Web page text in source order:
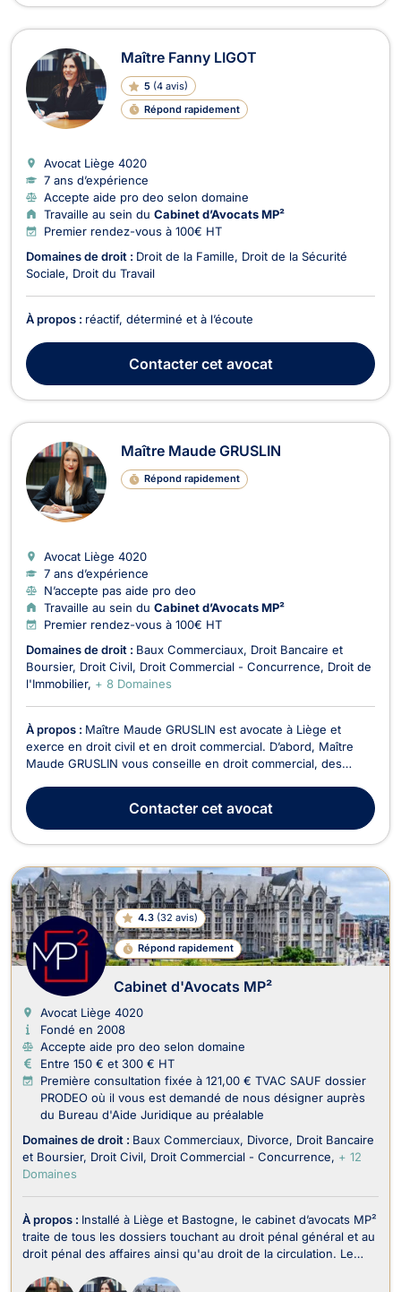
Maître Fanny LIGOT
5 (4 avis)
Répond rapidement
Avocat Liège 4020
7 ans d’expérience
Accepte aide pro deo selon domaine
Travaille au sein du Cabinet d’Avocats MP²
Premier rendez-vous à 100€ HT
Domaines de droit : Droit de la Famille
Droit de la Sécurité
Sociale
Droit du Travail
À propos : réactif, déterminé et à l’écoute
Contactercet avocat
Maître Maude GRUSLIN
Répond rapidement
Avocat Liège 4020
7 ans d’expérience
N’accepte pas aide pro deo
Travaille au sein du Cabinet d’Avocats MP²
Premier rendez-vous à 100€ HT
Domaines de droit : Baux Commerciaux Droit Bancaire et
Boursier Droit Civil Droit Commercial - Concurrence
Droit de
l'Immobilier + 8 Domaines
À propos : Maître Maude GRUSLIN est avocate à Liège et
exerce en droit civil et en droit commercial. D’abord, Maître
Maude GRUSLIN vous conseille en droit commercial, des
entreprise ou un commerçant, elle vous assistera en cas de
litige avec un agent, un fournisseur, un concurre...
Contactercet avocat
4.3 (32 avis)
Répond rapidement
Cabinet d'Avocats MP²
Avocat Liège 4020
Fondé en 2008
Accepte aide pro deo selon domaine
Entre 150 € et 300 € HT
Première consultation fixée à 121,00 € TVAC SAUF dossier
PRODEO où il vous est demandé de nous désigner auprès
du Bureau d'Aide Juridique au préalable
Domaines de droit : Baux Commerciaux Divorce
Droit Bancaire
et Boursier Droit Civil Droit Commercial - Concurrence
+ 12
Domaines
À propos : Installé à Liège et Bastogne, le cabinet d’avocats MP²
traite de tous les dossiers touchant au droit pénal général et au
droit pénal des affaires ainsi qu'au droit de la circulation. Le
tant les victimes que les auteurs présumés d’infraction au droit